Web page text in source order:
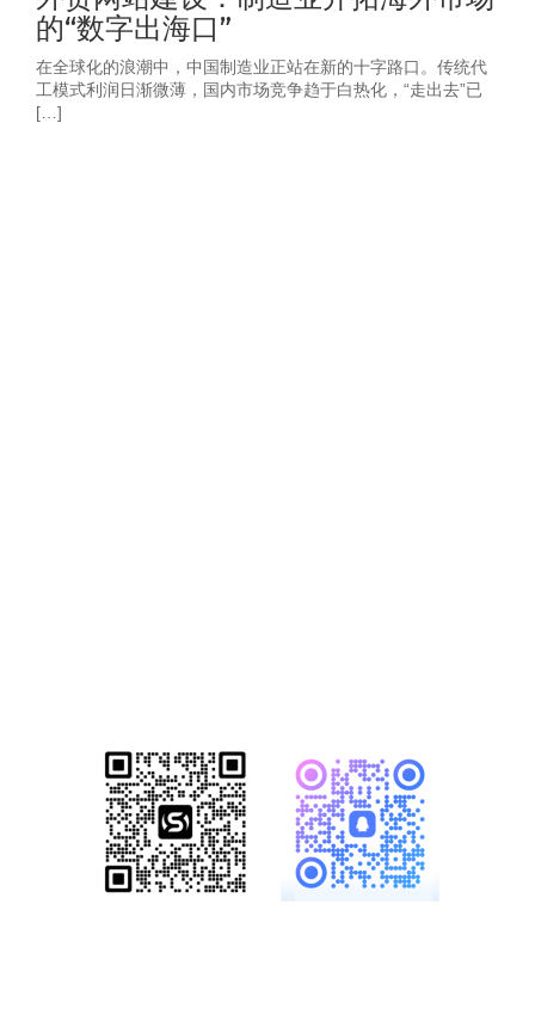
的“数字出海口”
在全球化的浪潮中，中国制造业正站在新的十字路口。传统代
工模式利润日渐微薄，国内市场竞争趋于白热化，“走出去”已
[…]